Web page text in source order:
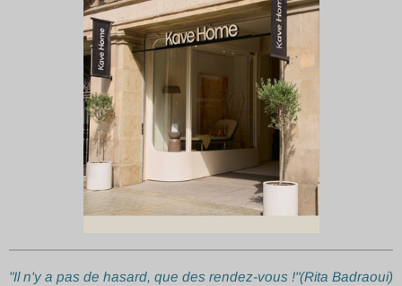
"Il n'y a pas de hasard, que des rendez-vous !"(Rita Badraoui)